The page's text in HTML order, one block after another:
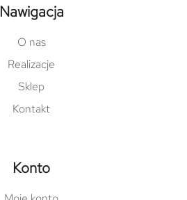
Nawigacja
O nas
Realizacje
Sklep
Kontakt
Konto